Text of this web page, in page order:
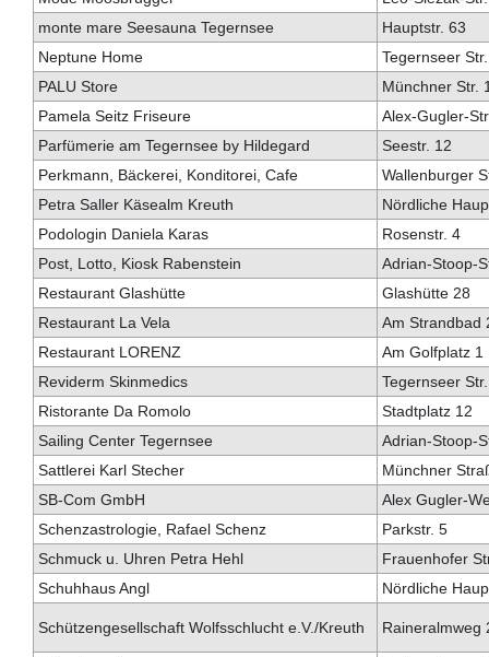
monte mare Seesauna Tegernsee
Hauptstr. 63
Neptune Home
Tegernseer
PALU Store
Münchner Str.
Pamela Seitz Friseure
Alex-Gugler-
Parfümerie am Tegernsee by Hildegard
Seestr. 12
Perkmann, Bäckerei, Konditorei, Cafe
Wallenburger
Petra Saller Käsealm Kreuth
Nördliche
Podologin Daniela Karas
Rosenstr. 4
Post, Lotto, Kiosk Rabenstein
Adrian-Stoop-
Restaurant Glashütte
Glashütte 28
Restaurant La Vela
Am Strandbad
Restaurant LORENZ
Am Golfplatz 1
Reviderm Skinmedics
Tegernseer
Ristorante Da Romolo
Stadtplatz 12
Sailing Center Tegernsee
Adrian-Stoop-
Sattlerei Karl Stecher
Münchner
SB-Com GmbH
Alex Gugler-
Schenzastrologie, Rafael Schenz
Parkstr. 5
Schmuck u. Uhren Petra Hehl
Frauenhofer
Schuhhaus Angl
Nördliche
Schützengesellschaft Wolfsschlucht e.V./Kreuth Raineralmweg